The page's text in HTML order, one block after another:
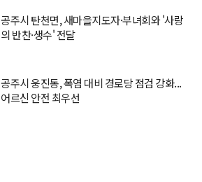
공주시 탄천면, 새마을지도자·부녀회와 '사랑
의 반찬·생수' 전달
공주시 웅진동, 폭염 대비 경로당 점검 강화...
어르신 안전 최우선